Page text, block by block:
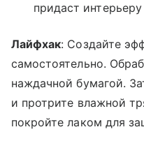
придаст
Лайфхак: Создайте
самостоятельно.
наждачной бумагой.
и протрите влажной
покройте лаком для